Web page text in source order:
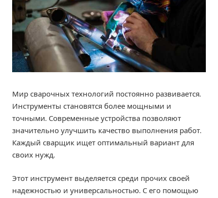
Мир сварочных технологий постоянно развивается.
Инструменты становятся более мощными и
точными. Современные устройства позволяют
значительно улучшить качество выполнения работ.
Каждый сварщик ищет оптимальный вариант для
своих нужд.
Этот инструмент выделяется среди прочих своей
надежностью и универсальностью. С его помощью